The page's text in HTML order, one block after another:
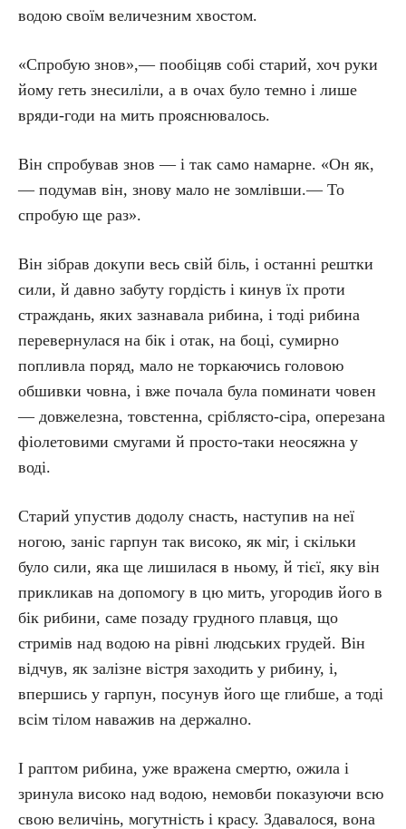
водою своїм величезним хвостом.
«Спробую знов»,— пообіцяв собі старий, хоч руки
йому геть знесиліли, а в очах було темно і лише
вряди-годи на мить прояснювалось.
Він спробував знов — і так само намарне. «Он як,
— подумав він, знову мало не зомлівши.— То
спробую ще раз».
Він зібрав докупи весь свій біль, і останні рештки
сили, й давно забуту гордість і кинув їх проти
страждань, яких зазнавала рибина, і тоді рибина
перевернулася на бік і отак, на боці, сумирно
попливла поряд, мало не торкаючись головою
обшивки човна, і вже почала була поминати човен
— довжелезна, товстенна, сріблясто-сіра, оперезана
фіолетовими смугами й просто-таки неосяжна у
воді.
Старий упустив додолу снасть, наступив на неї
ногою, заніс гарпун так високо, як міг, і скільки
було сили, яка ще лишилася в ньому, й тієї, яку він
прикликав на допомогу в цю мить, угородив його в
бік рибини, саме позаду грудного плавця, що
стримів над водою на рівні людських грудей. Він
відчув, як залізне вістря заходить у рибину, і,
впершись у гарпун, посунув його ще глибше, а тоді
всім тілом наважив на держално.
І раптом рибина, уже вражена смертю, ожила і
зринула високо над водою, немовби показуючи всю
свою величінь, могутність і красу. Здавалося, вона